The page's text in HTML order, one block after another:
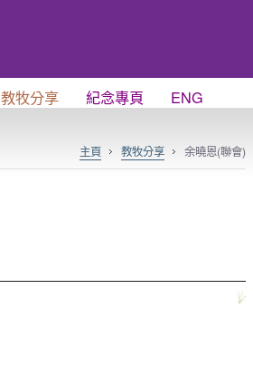
教牧分享 紀念專頁 ENG
主頁 教牧分享 余曉恩(聯會)